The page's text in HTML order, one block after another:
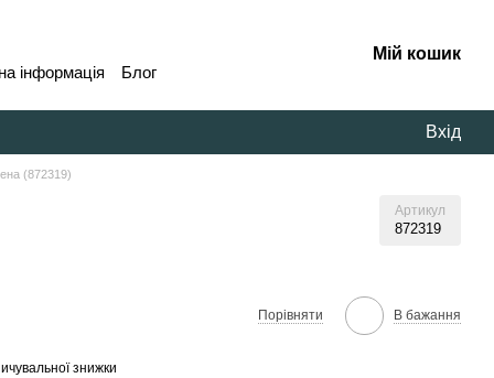
інформація Блог
Мій кошик
Вхід
(872319)
Артикул
872319
Порівняти В бажання
знижки